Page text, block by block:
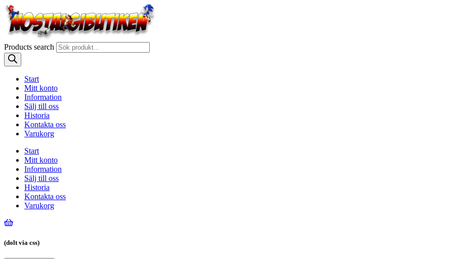
Products search
Start
Mitt konto
Information
Sälj till oss
Historia
Kontakta oss
Varukorg
Start
Mitt konto
Information
Sälj till oss
Historia
Kontakta oss
Varukorg
(dolt via css)